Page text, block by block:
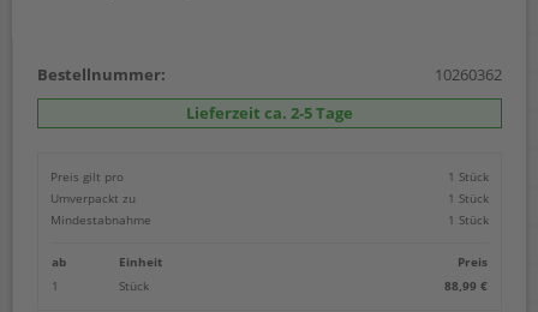
Bestellnummer:
10260362
Lieferzeit ca. 2-5 Tage
Preis gilt pro
1 Stück
Umverpackt zu
1 Stück
Mindestabnahme
1 Stück
ab Einheit
Preis
1
Stück 88,99 €